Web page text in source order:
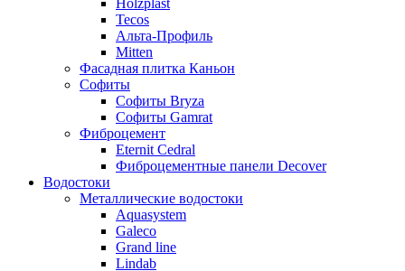
Tecos
Альта-Профиль
Mitten
Фасадная плитка Каньон
Софиты
Софиты Bryza
Софиты Gamrat
Фиброцемент
Eternit Cedral
Фиброцементные панели Decover
Водостоки
Металлические водостоки
Aquasystem
Galeco
Grand line
Lindab